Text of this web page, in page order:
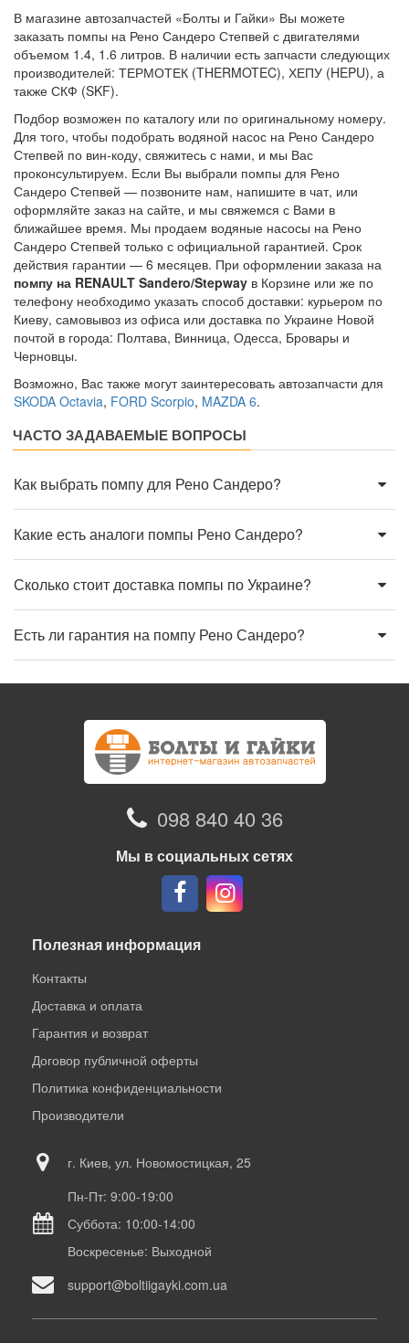
В магазине автозапчастей «Болты и Гайки» Вы можете
заказать помпы на Рено Сандеро Степвей с двигателями
объемом 1.4, 1.6 литров. В наличии есть запчасти следующих
производителей: ТЕРМОТЕК (THERMOTEC), ХЕПУ (HEPU), а
также СКФ (SKF).
Подбор возможен по каталогу или по оригинальному номеру.
Для того, чтобы подобрать водяной насос на Рено Сандеро
Степвей по вин-коду, свяжитесь с нами, и мы Вас
проконсультируем. Если Вы выбрали помпы для Рено
Сандеро Степвей — позвоните нам, напишите в чат, или
оформляйте заказ на сайте, и мы свяжемся с Вами в
ближайшее время. Мы продаем водяные насосы на Рено
Сандеро Степвей только с официальной гарантией. Срок
действия гарантии — 6 месяцев. При оформлении заказа на
помпу на RENAULT Sandero/Stepway в Корзине или же по
телефону необходимо указать способ доставки: курьером по
Киеву, самовывоз из офиса или доставка по Украине Новой
почтой в города: Полтава, Винница, Одесса, Бровары и
Черновцы.
Возможно, Вас также могут заинтересовать автозапчасти для
SKODA Octavia, FORD Scorpio, MAZDA 6.
ЧАСТО ЗАДАВАЕМЫЕ ВОПРОСЫ
Как выбрать помпу для Рено Сандеро?
Какие есть аналоги помпы Рено Сандеро?
Сколько стоит доставка помпы по Украине?
Есть ли гарантия на помпу Рено Сандеро?
098 840 40 36
Мы в социальных сетях
Полезная информация
Контакты
Доставка и оплата
Гарантия и возврат
Договор публичной оферты
Политика конфиденциальности
Производители
г. Киев, ул. Новомостицкая, 25
Пн-Пт: 9:00-19:00
Суббота: 10:00-14:00
Воскресенье: Выходной
support@boltiigayki.com.ua